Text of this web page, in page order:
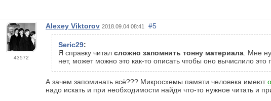
43572
Alexey Viktorov 2018.09.04 08:41 #5
Seric29:
Я справку читал сложно запомнить тонну материала . Мне
нет, может можно это как-то описать чтобы оно вычислило
А зачем запоминать всё??? Микросхемы памяти человека имеют
надо искать и при необходимости найдя что-то нужное читать и